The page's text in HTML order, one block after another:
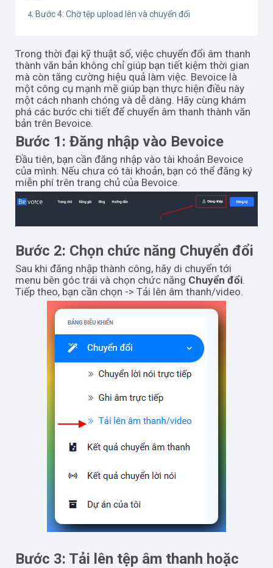
Bước 4: Chờ tệp upload lên và chuyển đổi
Trong thời đại kỹ thuật số, việc chuyển đổi âm thanh
thành văn bản không chỉ giúp bạn tiết kiệm thời gian
mà còn tăng cường hiệu quả làm việc. Bevoice là
một công cụ mạnh mẽ giúp bạn thực hiện điều này
một cách nhanh chóng và dễ dàng. Hãy cùng khám
phá các bước chi tiết để chuyển âm thanh thành văn
bản trên Bevoice.
Bước 1: Đăng nhập vào Bevoice
Đầu tiên, bạn cần đăng nhập vào tài khoản Bevoice
của mình. Nếu chưa có tài khoản, bạn có thể đăng ký
miễn phí trên trang chủ của Bevoice.
Bước 2: Chọn chức năng Chuyển đổi
Sau khi đăng nhập thành công, hãy di chuyển tới
menu bên góc trái và chọn chức năng Chuyển đổi.
Tiếp theo, bạn cần chọn -> Tải lên âm thanh/video.
Bước 3: Tải lên tệp âm thanh hoặc